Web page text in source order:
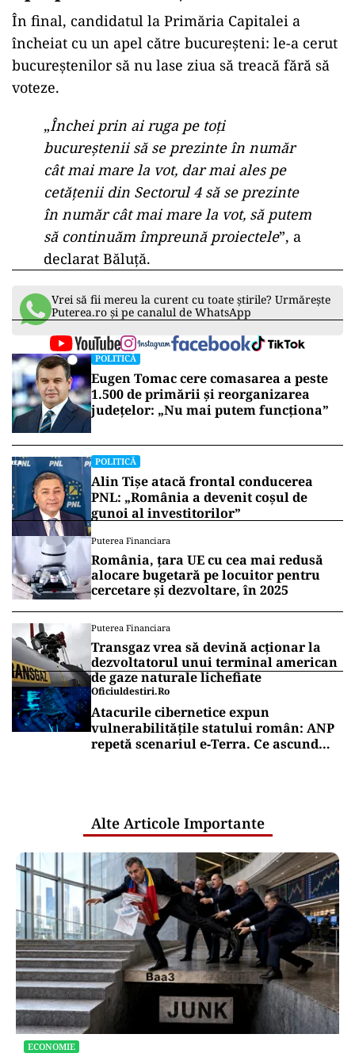
În final, candidatul la Primăria Capitalei a
încheiat cu un apel către bucureșteni: le-a cerut
bucureștenilor să nu lase ziua să treacă fără să
voteze.
„Închei prin ai ruga pe toți
bucureștenii să se prezinte în număr
cât mai mare la vot, dar mai ales pe
cetățenii din Sectorul 4 să se prezinte
în număr cât mai mare la vot, să putem
să continuăm împreună proiectele”, a
declarat Băluță.
Vrei să fii mereu la curent cu toate știrile? Urmărește
Puterea.ro și pe canalul de WhatsApp
POLITICĂ
Eugen Tomac cere comasarea a peste
1.500 de primării și reorganizarea
județelor: „Nu mai putem funcționa”
POLITICĂ
Alin Tișe atacă frontal conducerea
PNL: „România a devenit coșul de
gunoi al investitorilor”
Puterea Financiara
România, țara UE cu cea mai redusă
alocare bugetară pe locuitor pentru
cercetare și dezvoltare, în 2025
Puterea Financiara
Transgaz vrea să devină acționar la
dezvoltatorul unui terminal american
de gaze naturale lichefiate
Oficiuldestiri.ro
Atacurile cibernetice expun
vulnerabilitățile statului român: ANP
repetă scenariul e‑Terra. Ce ascund
Alte Articole Importante
ECONOMIE